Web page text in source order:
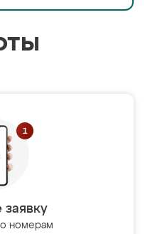
заявку
номерам